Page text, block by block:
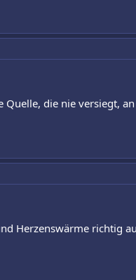
Quelle, die nie versiegt,
Herzenswärme richtig